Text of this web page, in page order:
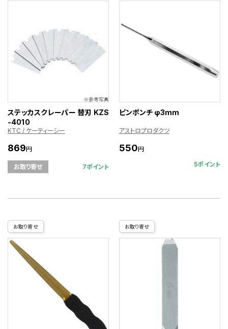
ステッカスクレーパー 替刃 KZS
-4010
KTC / ケーティーシー
869円
お取り寄せ 7ポイント
ピンポンチ φ3mm
アストロプロダクツ
550円
5ポイント
お取り寄せ お取り寄せ